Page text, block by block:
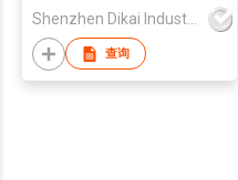
Moissanite
Shenzhen Dikai Industrial Co Ltd
查询